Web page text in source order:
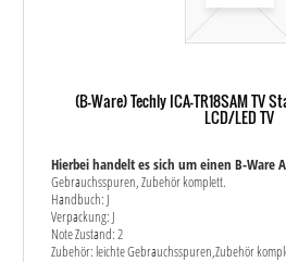
(B-Ware) Techly ICA-TR18SAM TV
LCD/LED TV
Hierbei handelt es sich um einen B-Ware
Gebrauchsspuren, Zubehör komplett.
Handbuch: J
Verpackung: J
Note Zustand: 2
Zubehör: leichte Gebrauchsspuren,Zubehör